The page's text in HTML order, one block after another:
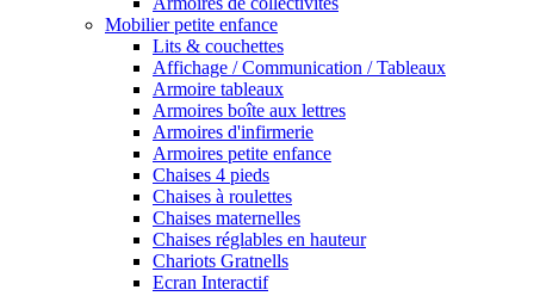
Mobilier petite enfance
Lits & couchettes
Affichage / Communication / Tableaux
Armoire tableaux
Armoires boîte aux lettres
Armoires d'infirmerie
Armoires petite enfance
Chaises 4 pieds
Chaises à roulettes
Chaises maternelles
Chaises réglables en hauteur
Chariots Gratnells
Ecran Interactif